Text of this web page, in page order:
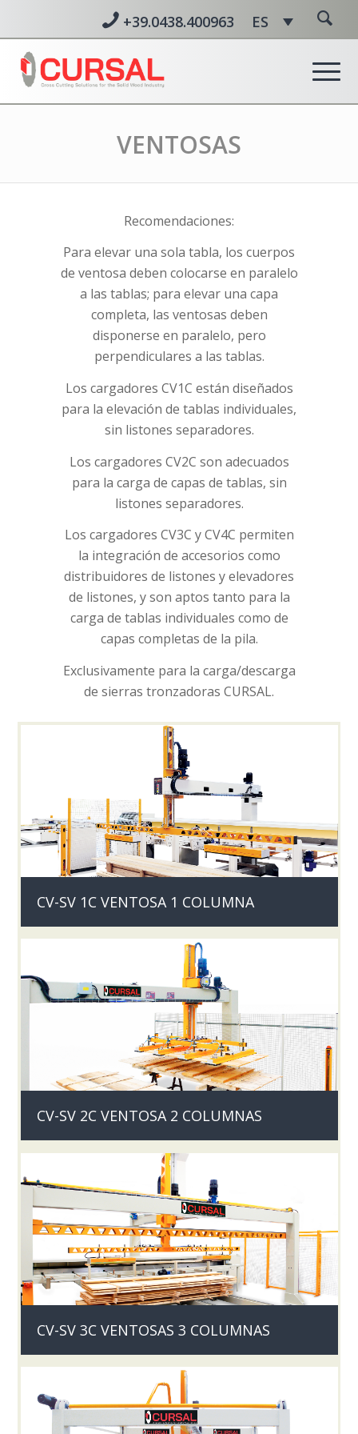
ES
+39.0438.400963
VENTOSAS
Recomendaciones:
Para elevar una sola tabla, los cuerpos
de ventosa deben colocarse en paralelo
a las tablas; para elevar una capa
completa, las ventosas deben
disponerse en paralelo, pero
perpendiculares a las tablas.
Los cargadores CV1C están diseñados
para la elevación de tablas individuales,
sin listones separadores.
Los cargadores CV2C son adecuados
para la carga de capas de tablas, sin
listones separadores.
Los cargadores CV3C y CV4C permiten
la integración de accesorios como
distribuidores de listones y elevadores
de listones, y son aptos tanto para la
carga de tablas individuales como de
capas completas de la pila.
Exclusivamente para la carga/descarga
de sierras tronzadoras CURSAL.
CV-SV 1C VENTOSA 1 COLUMNA
CV-SV 2C VENTOSA 2 COLUMNAS
CV-SV 3C VENTOSAS 3 COLUMNAS